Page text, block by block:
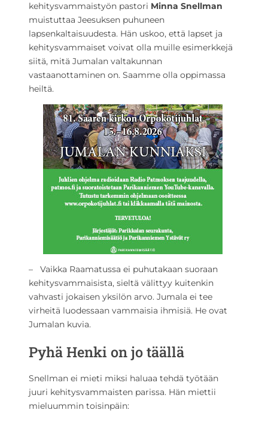
kehitysvammaistyön pastori Minna Snellman
muistuttaa Jeesuksen puhuneen
lapsenkaltaisuudesta. Hän uskoo, että lapset ja
kehitysvammaiset voivat olla muille esimerkkejä
siitä, mitä Jumalan valtakunnan
vastaanottaminen on. Saamme olla oppimassa
heiltä.
– Vaikka Raamatussa ei puhutakaan suoraan
kehitysvammaisista, sieltä välittyy kuitenkin
vahvasti jokaisen yksilön arvo. Jumala ei tee
virheitä luodessaan vammaisia ihmisiä. He ovat
Jumalan kuvia.
Pyhä Henki on jo täällä
Snellman ei mieti miksi haluaa tehdä työtään
juuri kehitysvammaisten parissa. Hän miettii
mieluummin toisinpäin: